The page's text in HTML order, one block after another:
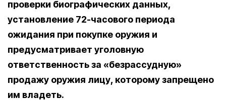
проверки биографических данных,
установление 72-часового периода
ожидания при покупке оружия и
предусматривает уголовную
ответственность за «безрассудную»
продажу оружия лицу, которому запрещено
им владеть.